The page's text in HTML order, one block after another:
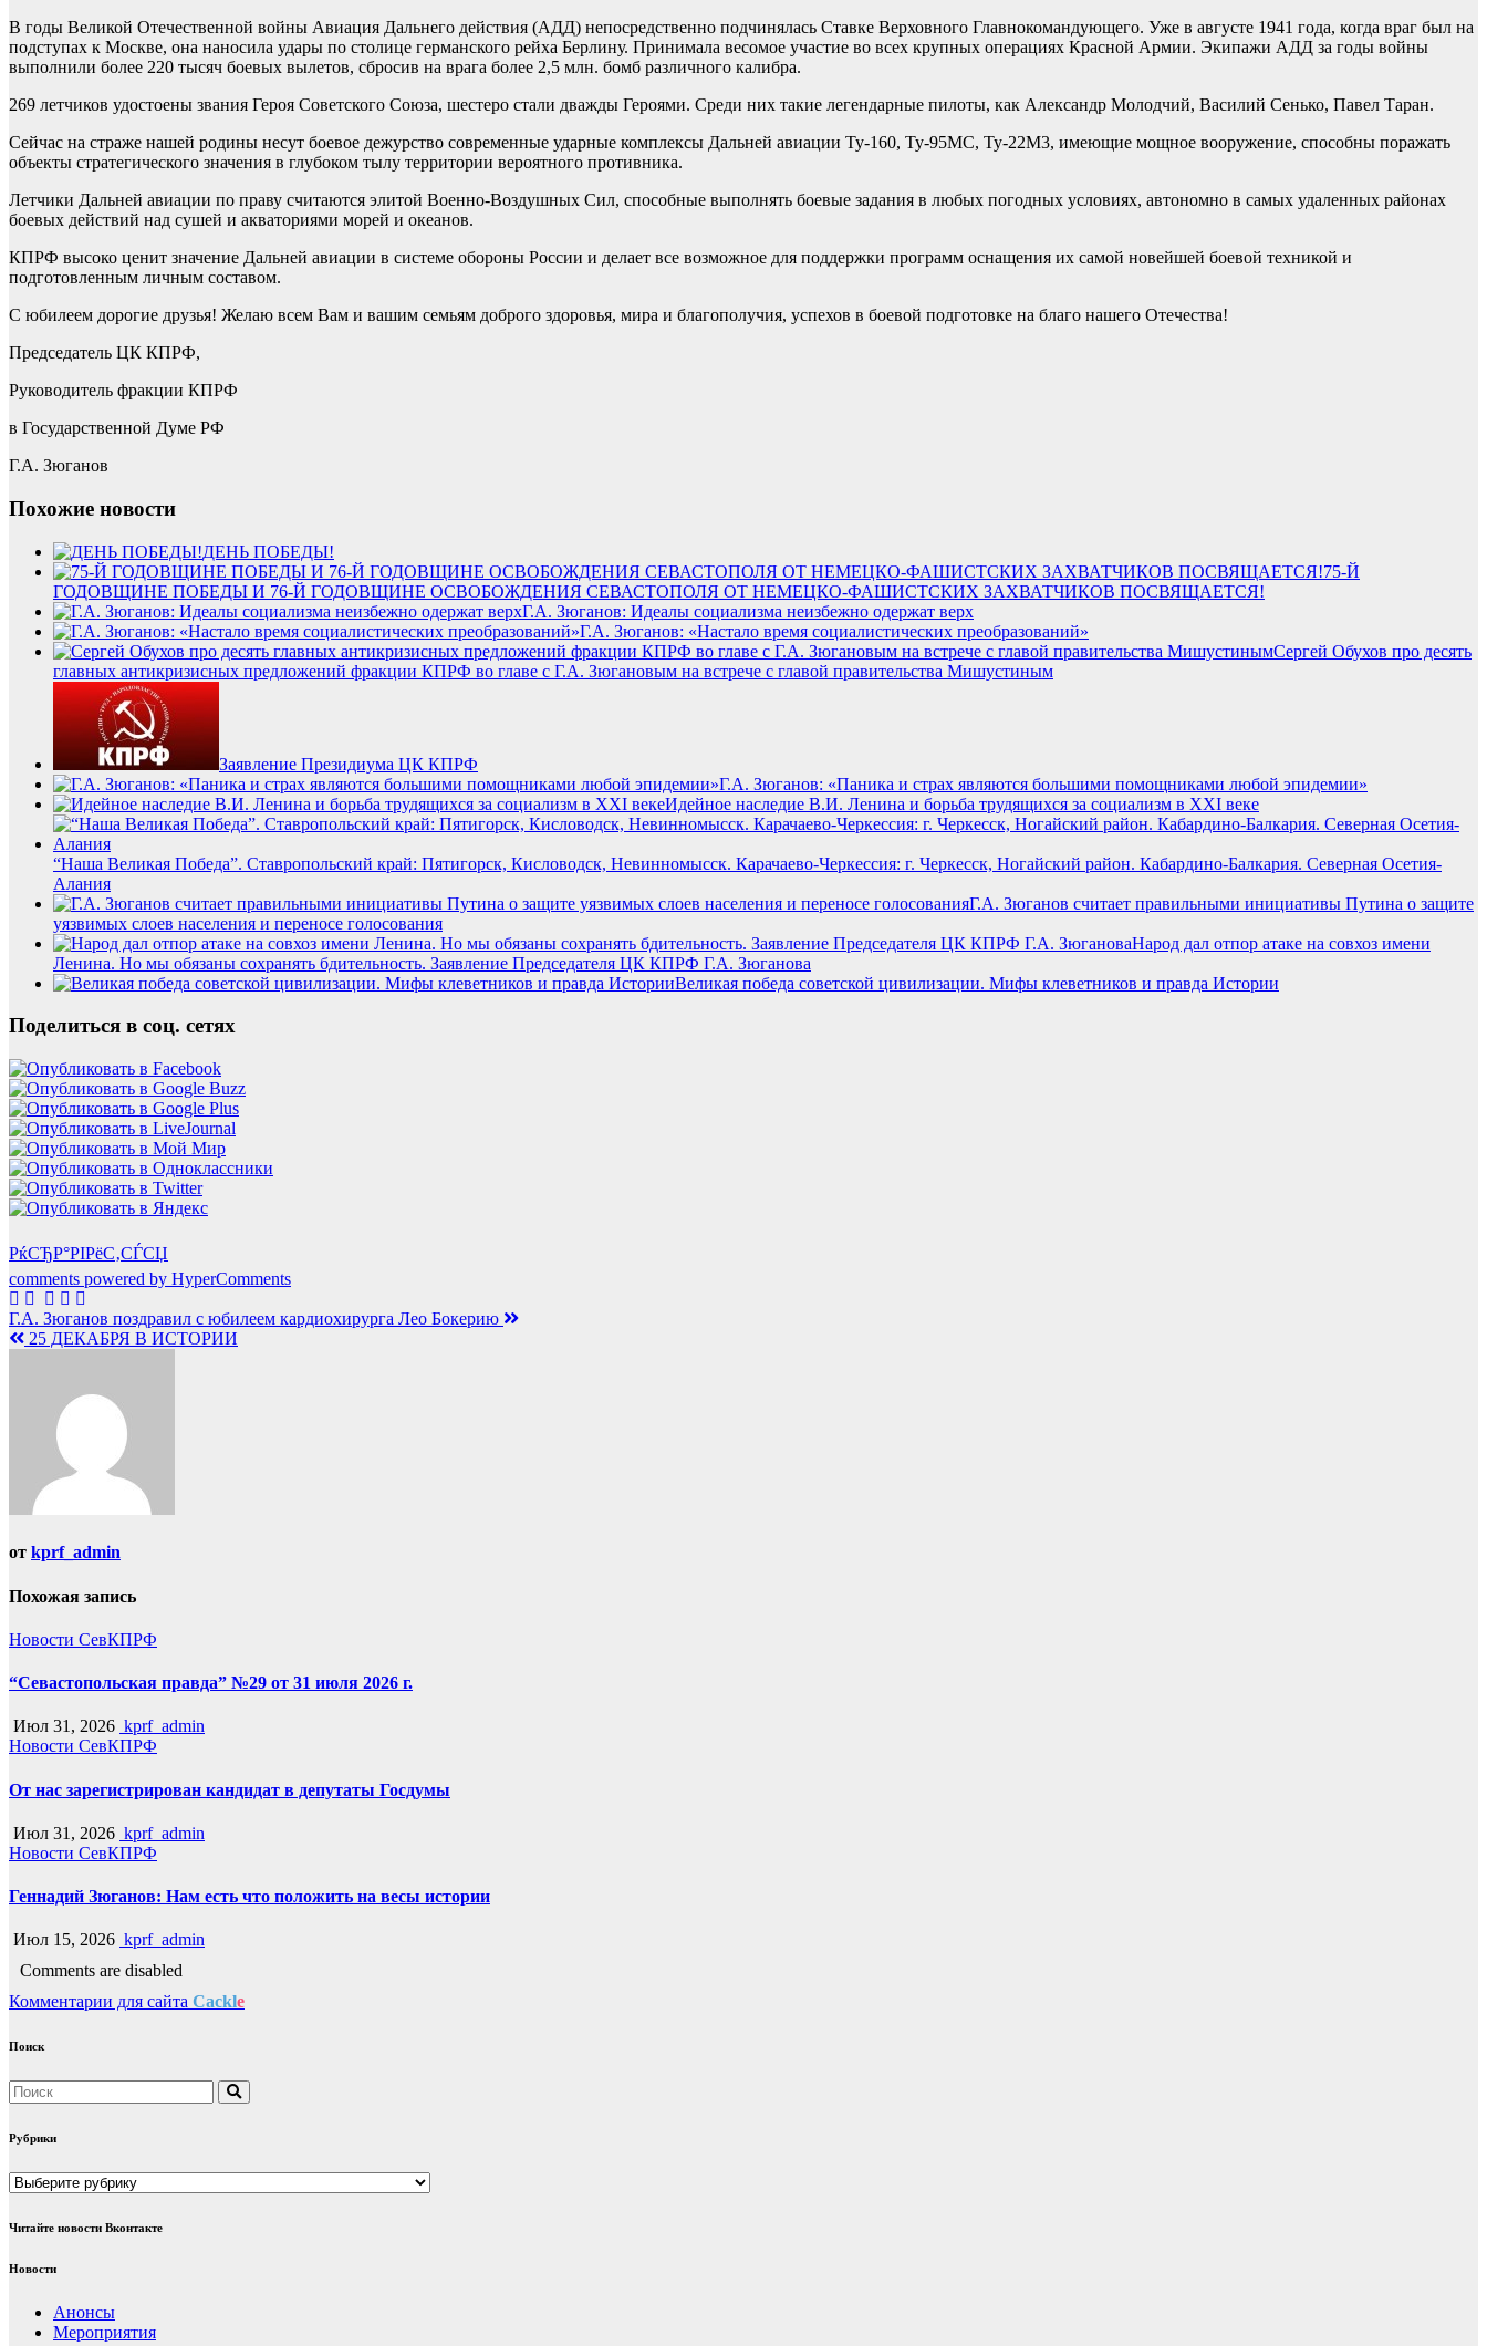
В годы Великой Отечественной войны Авиация Дальнего действия (АДД) непосредственно подчинялась Ставке Верховного Главнокомандующего. Уже в августе 1941 года, когда враг был на
подступах к Москве, она наносила удары по столице германского рейха Берлину. Принимала весомое участие во всех крупных операциях Красной Армии. Экипажи АДД за годы войны
выполнили более 220 тысяч боевых вылетов, сбросив на врага более 2,5 млн. бомб различного калибра.
269 летчиков удостоены звания Героя Советского Союза, шестеро стали дважды Героями. Среди них такие легендарные пилоты, как Александр Молодчий, Василий Сенько, Павел Таран.
Сейчас на страже нашей родины несут боевое дежурство современные ударные комплексы Дальней авиации Ту-160, Ту-95МС, Ту-22М3, имеющие мощное вооружение, способны поражать
объекты стратегического значения в глубоком тылу территории вероятного противника.
Летчики Дальней авиации по праву считаются элитой Военно-Воздушных Сил, способные выполнять боевые задания в любых погодных условиях, автономно в самых удаленных районах
боевых действий над сушей и акваториями морей и океанов.
КПРФ высоко ценит значение Дальней авиации в системе обороны России и делает все возможное для поддержки программ оснащения их самой новейшей боевой техникой и
подготовленным личным составом.
С юбилеем дорогие друзья! Желаю всем Вам и вашим семьям доброго здоровья, мира и благополучия, успехов в боевой подготовке на благо нашего Отечества!
Председатель ЦК КПРФ,
Руководитель фракции КПРФ
в Государственной Думе РФ
Г.А. Зюганов
Похожие новости
ДЕНЬ ПОБЕДЫ!
75-Й
ГОДОВЩИНЕ ПОБЕДЫ И 76-Й ГОДОВЩИНЕ ОСВОБОЖДЕНИЯ СЕВАСТОПОЛЯ ОТ НЕМЕЦКО-ФАШИСТСКИХ ЗАХВАТЧИКОВ ПОСВЯЩАЕТСЯ!
Г.А. Зюганов: Идеалы социализма неизбежно одержат верх
Г.А. Зюганов: «Настало время социалистических преобразований»
Сергей Обухов про десять
главных антикризисных предложений фракции КПРФ во главе с Г.А. Зюгановым на встрече с главой правительства Мишустиным
Заявление Президиума ЦК КПРФ
Г.А. Зюганов: «Паника и страх являются большими помощниками любой эпидемии»
Идейное наследие В.И. Ленина и борьба трудящихся за социализм в XXI веке
“Наша Великая Победа”. Ставропольский край: Пятигорск, Кисловодск, Невинномысск. Карачаево-Черкессия: г. Черкесск, Ногайский район. Кабардино-Балкария. Северная Осетия-
Алания
Г.А. Зюганов считает правильными инициативы Путина о защите
уязвимых слоев населения и переносе голосования
Народ дал отпор атаке на совхоз имени
Ленина. Но мы обязаны сохранять бдительность. Заявление Председателя ЦК КПРФ Г.А. Зюганова
Великая победа советской цивилизации. Мифы клеветников и правда Истории
Поделиться в соц. сетях
РќСЂР°РІРёС‚СЃСЏ
comments powered by HyperComments
Навигация
по
Г.А. Зюганов поздравил с юбилеем кардиохирурга Лео Бокерию
25 ДЕКАБРЯ В ИСТОРИИ
от kprf_admin
Похожая запись
Новости СевКПРФ
“Севастопольская правда” №29 от 31 июля 2026 г.
Июл 31, 2026 kprf_admin
Новости СевКПРФ
От нас зарегистрирован кандидат в депутаты Госдумы
Июл 31, 2026 kprf_admin
Новости СевКПРФ
Геннадий Зюганов: Нам есть что положить на весы истории
Июл 15, 2026 kprf_admin
Comments are disabled
Комментарии для сайта Cackle
Поиск
Рубрики
Рубрики
Читайте новости Вконтакте
Новости
Анонсы
Мероприятия